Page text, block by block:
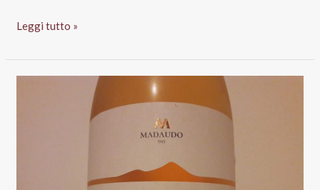
Verdicchio
Matelica
Docg
Leggi tutto »